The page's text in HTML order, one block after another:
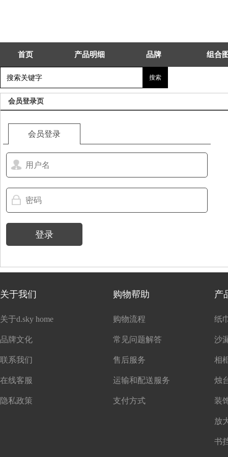
首页 产品明细 品牌 组合
会员登录页
会员登录
登录
关于我们
关于d.sky home
品牌文化
联系我们
在线客服
隐私政策
购物帮助
购物流程
常见问题解答
售后服务
运输和配送服务
支付方式
产
纸
沙
书